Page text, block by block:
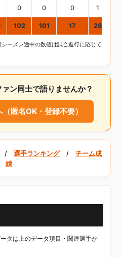
0 0 0 1
102 101 17 26
ーズン途中の数値は試合進行に応じて
ン同士で語りませんか？
匿名OK・登録不要）
/ 選手ランキング/ チーム成
績
タは上のデータ項目・関連選手か